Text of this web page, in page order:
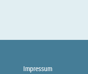
Impressum